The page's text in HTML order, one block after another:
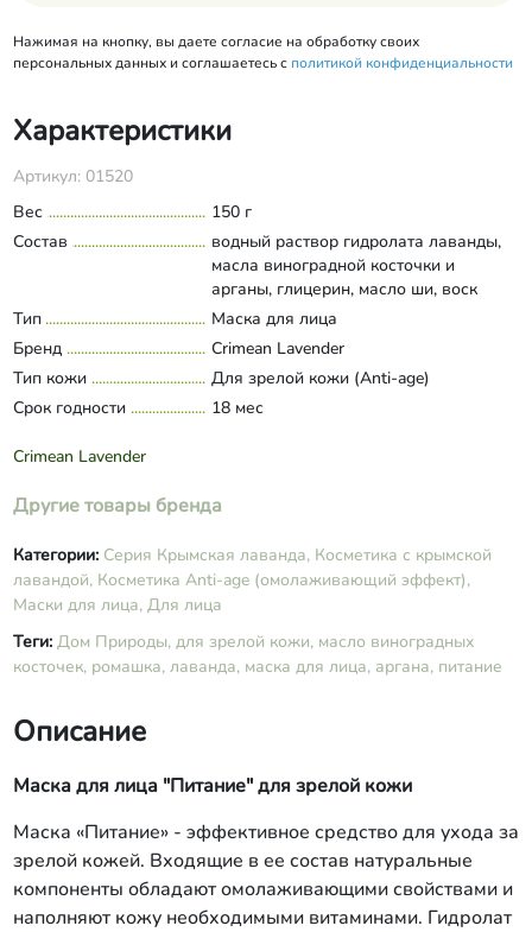
Нажимая на кнопку, вы даете согласие на обработку своих
персональных данных и соглашаетесь с политикой конфиденциальности
Характеристики
Артикул: 01520
Вес
150 г
Состав
водный раствор гидролата лаванды,
масла виноградной косточки и
арганы, глицерин, масло ши, воск
пчелиный, экстракты ромашки и
винограда, цетеариловый спирт,
глицерилмоностеарат, лецитин, натрия
пирролидонкарбонат, сорбит,
полифенолы винограда,
глютаминовой кислоты, лимонная
натрия, эфирное масло лаванды,
витамин Е, индигокармин.
Развернуть состав
Тип
Маска для лица
Бренд
Crimean Lavender
Тип кожи
Для зрелой кожи (Anti-age)
Срок годности
18 мес
Crimean Lavender
Другие товары бренда
Категории: Серия Крымская лаванда, Косметика с крымской
лавандой, Косметика Anti-age (омолаживающий эффект),
Маски для лица, Для лица
Теги: Дом Природы, для зрелой кожи, масло виноградных
косточек, ромашка, лаванда, маска для лица, аргана, питание
Описание
Маска для лица "Питание" для зрелой кожи
Маска «Питание» - эффективное средство для ухода за
зрелой кожей. Входящие в ее состав натуральные
компоненты обладают омолаживающими свойствами и
наполняют кожу необходимыми витаминами. Гидролат